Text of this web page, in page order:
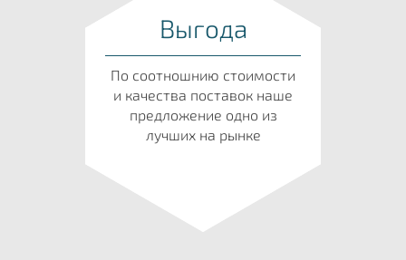
Выгода
По соотношнию стоимости
и качества поставок наше
предложение одно из
лучших на рынке